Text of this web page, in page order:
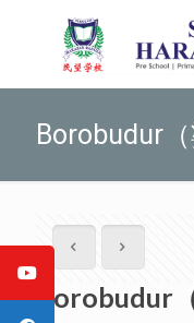
Borobudur（
Borobudur